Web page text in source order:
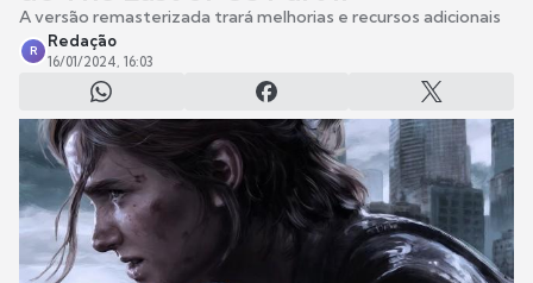
A versão remasterizada trará melhorias e recursos adicionais
R
Redação
16/01/2024, 16:03